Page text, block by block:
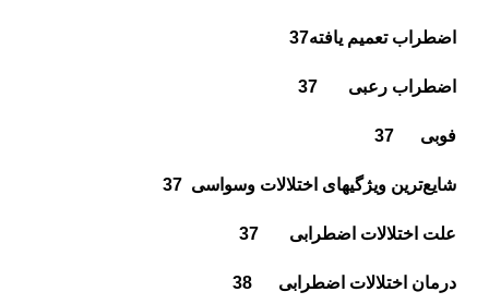
اضطراب تعميم يافته37
اضطراب رعبى
فوبى
شايع‌ترين ويژگيهاى اختلالات وسواسى
علت اختلالات اضطرابى
درمان اختلالات اضطرابى